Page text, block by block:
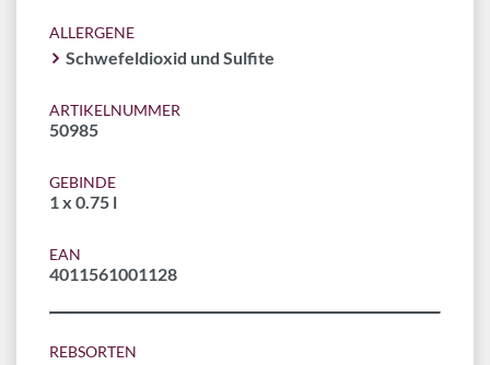
ALLERGENE
Schwefeldioxid und Sulfite
ARTIKELNUMMER
50985
GEBINDE
1 x 0.75 l
EAN
4011561001128
REBSORTEN